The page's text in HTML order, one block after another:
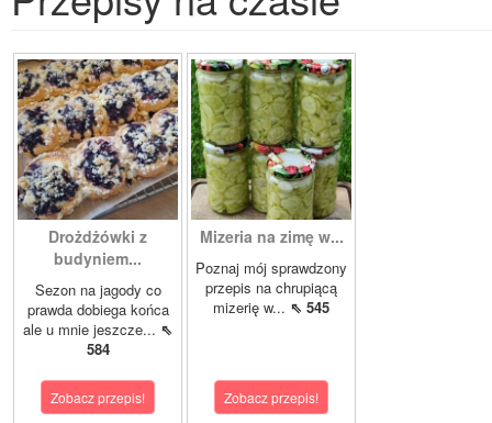
Drożdżówki z
budyniem...
Sezon na jagody co
prawda dobiega końca
ale u mnie jeszcze... ⇖
584
Zobacz przepis!
Mizeria na zimę w...
Poznaj mój sprawdzony
przepis na chrupiącą
mizerię w... ⇖ 545
Zobacz przepis!